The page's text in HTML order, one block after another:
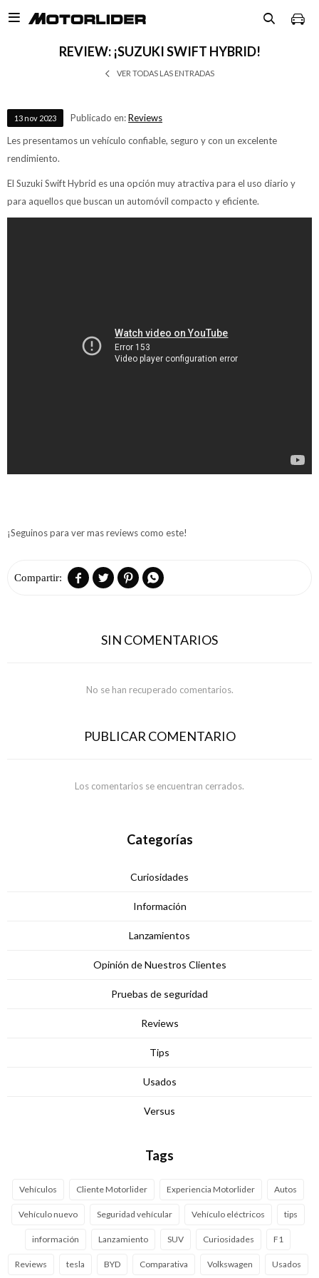

REVIEW: ¡SUZUKI SWIFT HYBRID!
VER TODAS LAS ENTRADAS
13 nov 2023 Publicado en:Reviews
Les presentamos un vehículo confiable, seguro y con un excelente
rendimiento.
El Suzuki Swift Hybrid es una opción muy atractiva para el uso diario y
para aquellos que buscan un automóvil compacto y eficiente.
¡Seguinos para ver mas reviews como este!
   
SIN COMENTARIOS
No se han recuperado comentarios.
PUBLICAR COMENTARIO
Los comentarios se encuentran cerrados.
Categorías
Curiosidades
Información
Lanzamientos
Opinión de Nuestros Clientes
Pruebas de seguridad
Reviews
Tips
Usados
Versus
Tags
Vehículos Cliente Motorlider Experiencia Motorlider Autos
Vehículo nuevo Seguridad vehícular Vehículo eléctricos tips
información Lanzamiento SUV Curiosidades F1
Reviews tesla BYD Comparativa Volkswagen Usados